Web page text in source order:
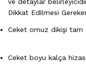
ve detaylar
Dikkat Edilmesi
Ceket omuz dikişi tam
Ceket boyu kalça